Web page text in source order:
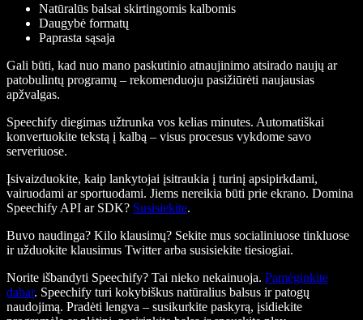
Natūralūs balsai skirtingomis kalbomis
Daugybė formatų
Paprasta sąsaja
Gali būti, kad nuo mano paskutinio atnaujinimo atsirado naujų ar
patobulintų programų – rekomenduoju pasižiūrėti naujausias
apžvalgas.
Speechify diegimas užtrunka vos kelias minutes. Automatiškai
konvertuokite tekstą į kalbą – visus procesus vykdome savo
serveriuose.
Įsivaizduokite, kaip lankytojai įsitraukia į turinį apsipirkdami,
vairuodami ar sportuodami. Jiems nereikia būti prie ekrano. Domina
Speechify API ar SDK? Susisiekite.
Buvo naudinga? Kilo klausimų? Sekite mus socialiniuose tinkluose
ir užduokite klausimus Twitter arba susisiekite tiesiogiai.
Norite išbandyti Speechify? Tai nieko nekainuoja. Pamėginkite
dabar. Speechify turi kokybiškus natūralius balsus ir patogų
naudojimą. Pradėti lengva – susikurkite paskyrą, įsidiekite